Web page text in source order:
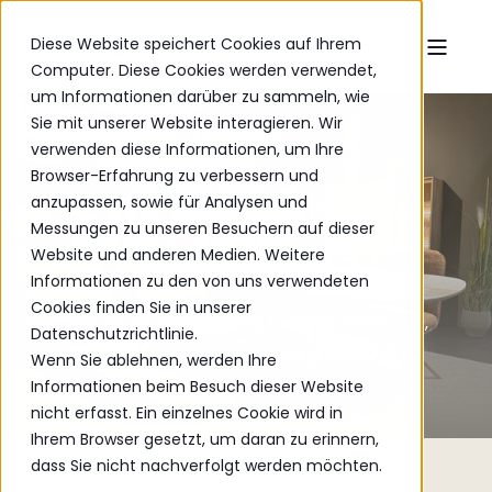
Diese Website speichert Cookies auf Ihrem
Computer. Diese Cookies werden verwendet,
um Informationen darüber zu sammeln, wie
Sie mit unserer Website interagieren. Wir
verwenden diese Informationen, um Ihre
Browser-Erfahrung zu verbessern und
anzupassen, sowie für Analysen und
Messungen zu unseren Besuchern auf dieser
Website und anderen Medien. Weitere
Informationen zu den von uns verwendeten
Cookies finden Sie in unserer
Datenschutzrichtlinie.
Wenn Sie ablehnen, werden Ihre
Informationen beim Besuch dieser Website
nicht erfasst. Ein einzelnes Cookie wird in
Ihrem Browser gesetzt, um daran zu erinnern,
dass Sie nicht nachverfolgt werden möchten.
PFLEGE UND
REINIGUNG
(Gilt für Tischplatten mit Keramikoberfläche,
Furnierkante und MDF-Kern)